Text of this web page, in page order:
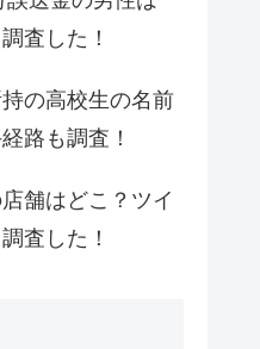
査した！
の高校生の名前
路も調査！
舗はどこ？ツイ
査した！